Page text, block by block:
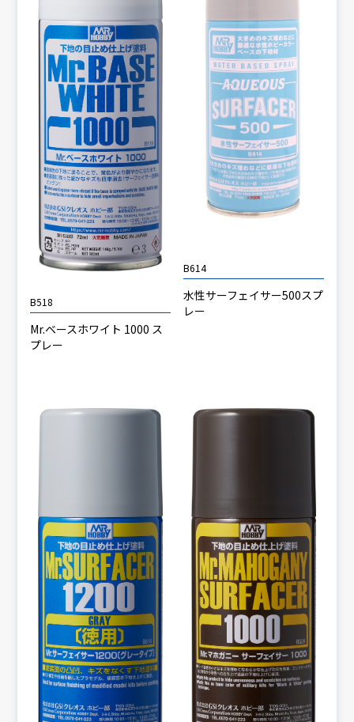
B518
Mr.ベースホワイト 1000 ス
プレー
B614
水性サーフェイサー500スプ
レー